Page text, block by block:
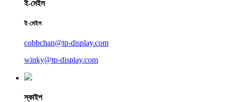
ই-মেইল
ই-মেইল
cobbchan@tp-display.com
winky@tp-display.com
স্কাইপ